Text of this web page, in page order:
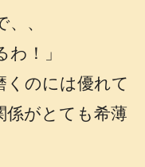
、
！」
くのには優れて
係がとても希薄